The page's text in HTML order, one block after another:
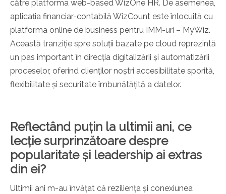
către platforma web-based WizOne HR. De asemenea,
aplicația financiar-contabilă WizCount este înlocuită cu
platforma online de business pentru IMM-uri – MyWiz.
Această tranziție spre soluții bazate pe cloud reprezintă
un pas important în direcția digitalizării și automatizării
proceselor, oferind clienților noștri accesibilitate sporită,
flexibilitate și securitate îmbunătățită a datelor.
Reflectând puțin la ultimii ani, ce
lecție surprinzătoare despre
popularitate și leadership ai extras
din ei?
Ultimii ani m-au învățat că reziliența și conexiunea